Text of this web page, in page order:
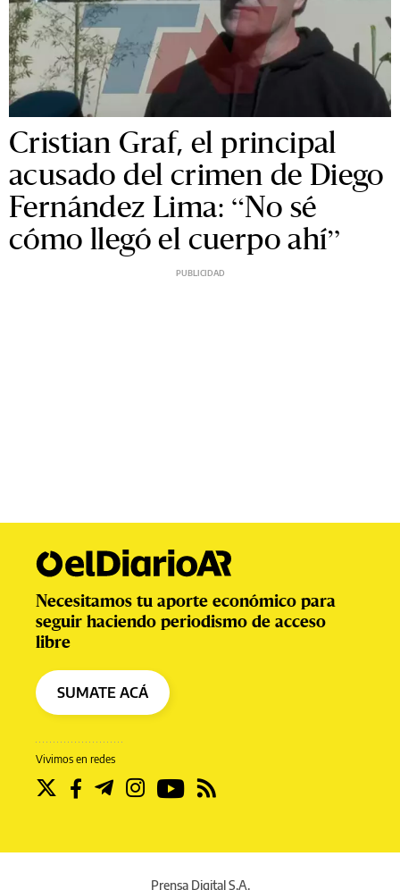
Cristian Graf, el principal
acusado del crimen de Diego
Fernández Lima: “No sé
cómo llegó el cuerpo ahí”
Vivimos en redes
Necesitamos tu aporte económico para
seguir haciendo periodismo de acceso
libre
SUMATE ACÁ
Prensa Digital S.A.